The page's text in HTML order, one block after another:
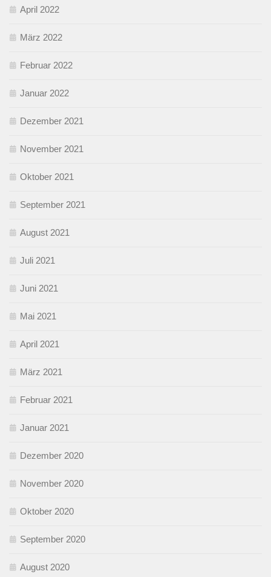
April 2022
März 2022
Februar 2022
Januar 2022
Dezember 2021
November 2021
Oktober 2021
September 2021
August 2021
Juli 2021
Juni 2021
Mai 2021
April 2021
März 2021
Februar 2021
Januar 2021
Dezember 2020
November 2020
Oktober 2020
September 2020
August 2020